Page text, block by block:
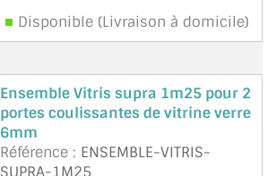
Disponible (Livraison à domicile)
Ensemble Vitris supra 1m25 pour 2
portes coulissantes de vitrine verre
6mm
Référence : ENSEMBLE-VITRIS-